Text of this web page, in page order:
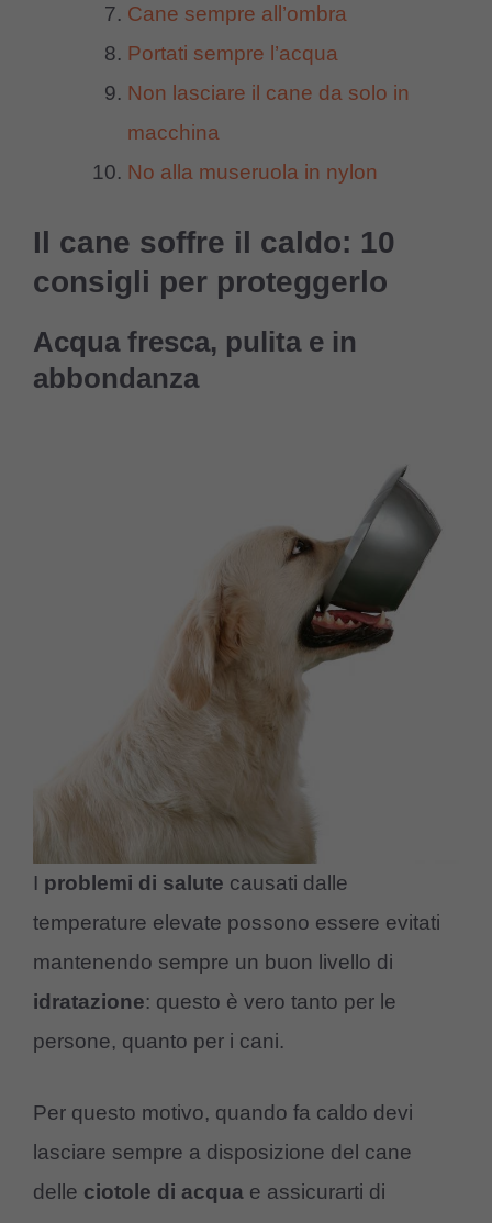
Cane sempre all’ombra
Portati sempre l’acqua
Non lasciare il cane da solo in
macchina
No alla museruola in nylon
Il cane soffre il caldo: 10
consigli per proteggerlo
Acqua fresca, pulita e in
abbondanza
I problemi di salute causati dalle
temperature elevate possono essere evitati
mantenendo sempre un buon livello di
idratazione: questo è vero tanto per le
persone, quanto per i cani.
Per questo motivo, quando fa caldo devi
lasciare sempre a disposizione del cane
delle ciotole di acqua e assicurarti di